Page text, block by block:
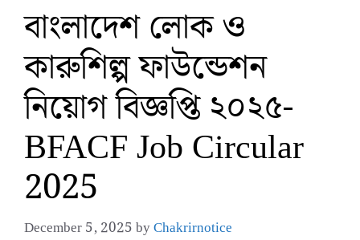
বাংলাদেশ লোক ও
কারুশিল্প ফাউন্ডেশন
নিয়োগ বিজ্ঞপ্তি ২০২৫-
BFACF Job Circular
2025
December 5, 2025byChakrirnotice